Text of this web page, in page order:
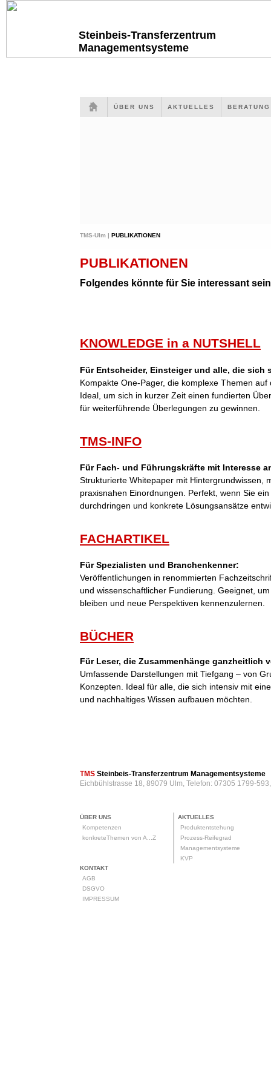
Steinbeis-Transferzentrum
Managementsysteme
ÜBER UNS AKTUELLES
TMS-Ulm | PUBLIKATIONEN
PUBLIKATIONEN
Folgendes könnte für Sie interessant
KNOWLEDGE in a NUTSHELL
Für Entscheider, Einsteiger und alle, die sich
Kompakte One-Pager, die komplexe Themen
Ideal, um sich in kurzer Zeit einen fundierten
für weiterführende Überlegungen zu gewinnen.
TMS-INFO
Für Fach- und Führungskräfte mit Interesse
Strukturierte Whitepaper mit Hintergrundwissen,
praxisnahen Einordnungen. Perfekt, wenn Sie
durchdringen und konkrete Lösungsansätze
FACHARTIKEL
Für Spezialisten und Branchenkenner:
Veröffentlichungen in renommierten
und wissenschaftlicher Fundierung. Geeignet,
bleiben und neue Perspektiven kennenzulernen.
BÜCHER
Für Leser, die Zusammenhänge ganzheitlich
Umfassende Darstellungen mit Tiefgang – von
Konzepten. Ideal für alle, die sich intensiv mit
und nachhaltiges Wissen aufbauen möchten.
TMS Steinbeis-Transferzentrum Managementsysteme
Eichbühlstrasse 18, 89079 Ulm, Telefon: 07305 1799-
ÜBER UNS
Kompetenzen
konkreteThemen von A...Z
AKTUELLES
Produktentstehung
Prozess-Reifegrad
Managementsysteme
KVP
KONTAKT
AGB
DSGVO
IMPRESSUM